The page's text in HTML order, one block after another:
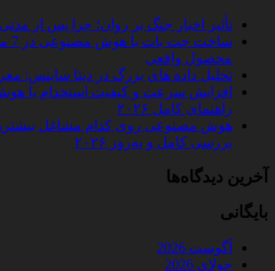
تأثیر اخبار جنگ بر روان؛ چرا پس از
محصول واقعی
تحلیل داده‌ های بزرگ در دیتا ساینس: معرفی 5 ابزار
افزایش سرعت و کیفیت استخدام با
راهنمای کامل ۲۰۲۶
هوش مصنوعی روی کدام مشاغل بیشترین
بررسی کامل و به‌روز ۲۰۲۶
آخرین دیدگاه‌ها
بایگانی
آگوست 2026
جولای 2026